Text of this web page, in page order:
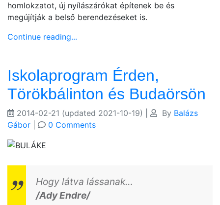
homlokzatot, új nyílászárókat építenek be és
megújítják a belső berendezéseket is.
Continue reading...
Iskolaprogram Érden,
Törökbálinton és Budaörsön
2014-02-21 (updated 2021-10-19) By Balázs
Gábor
0 Comments
Hogy látva lássanak…
/Ady Endre/